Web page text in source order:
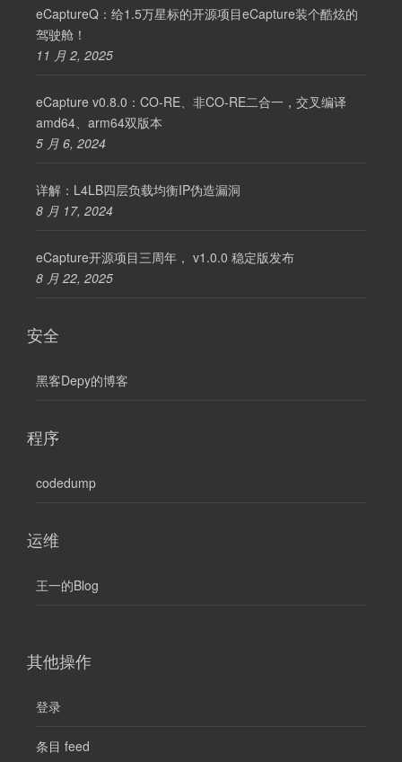
eCaptureQ：给1.5万星标的开源项目eCapture装个酷炫的
驾驶舱！
11 月 2, 2025
eCapture v0.8.0：CO-RE、非CO-RE二合一，交叉编译
amd64、arm64双版本
5 月 6, 2024
详解：L4LB四层负载均衡IP伪造漏洞
8 月 17, 2024
eCapture开源项目三周年， v1.0.0 稳定版发布
8 月 22, 2025
安全
黑客Depy的博客
程序
codedump
运维
王一的Blog
其他操作
登录
条目 feed